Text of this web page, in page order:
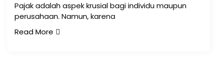
Pajak adalah aspek krusial bagi individu maupun
perusahaan. Namun, karena
Read More